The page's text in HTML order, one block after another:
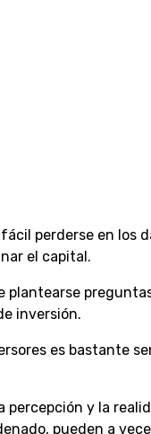
perderse en los
el capital.
plantearse
inversión.
es bastante
percepción y la
pueden a